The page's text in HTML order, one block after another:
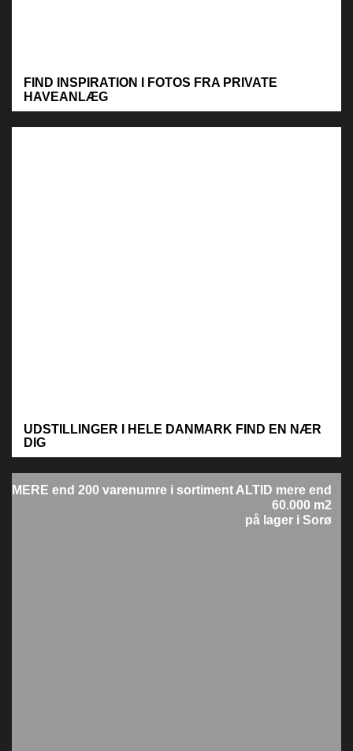
FIND INSPIRATION I FOTOS FRA PRIVATE
HAVEANLÆG
UDSTILLINGER I HELE DANMARK FIND EN NÆR
DIG
M ERE end 200 varenumre i sortiment ALTID mere end
60.000 m2
på lager i Sorø